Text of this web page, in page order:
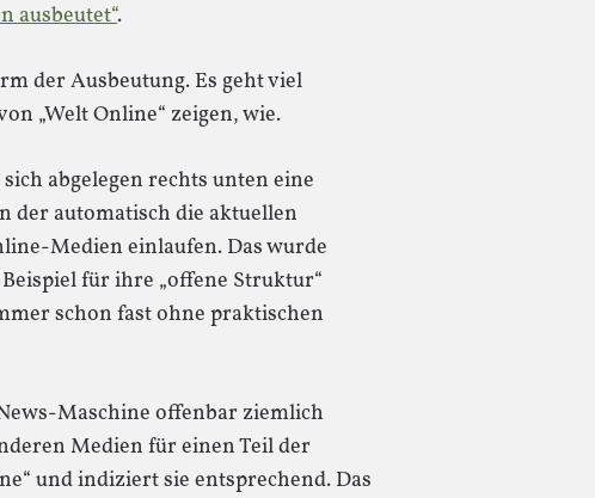
ausbeutet“.
der Ausbeutung. Es geht viel
„Welt Online“ zeigen, wie.
abgelegen rechts unten eine
der automatisch die aktuellen
Medien einlaufen. Das wurde
für ihre „offene Struktur“
schon fast ohne praktischen
Maschine offenbar ziemlich
Medien für einen Teil der
und indiziert sie entsprechend. Das